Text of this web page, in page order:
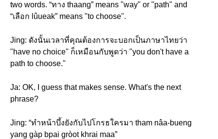
two words. “ทาง thaang” means "way" or "path" and
“เลือก lûueak” means "to choose".
Jing: ดังนั้นเวลาที่คุณต้องการจะบอกเป็นภาษาไทยว่า
"have no choice" ก็เหมือนกับพูดว่า "you don't have a
path to choose."
Ja: OK, I guess that makes sense. What's the next
phrase?
Jing: “ทำหน้าบึ้งยังกับไปโกรธใครมา tham nâa-bueng
yang gàp bpai gròot khrai maa”